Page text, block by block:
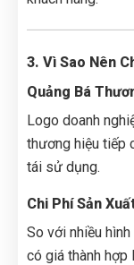
3. Vì Sao Nên
Quảng Bá
Logo doanh
thương hiệu tiếp
tái sử dụng.
Chi Phí Sản
So với nhiều
có giá thành hợp